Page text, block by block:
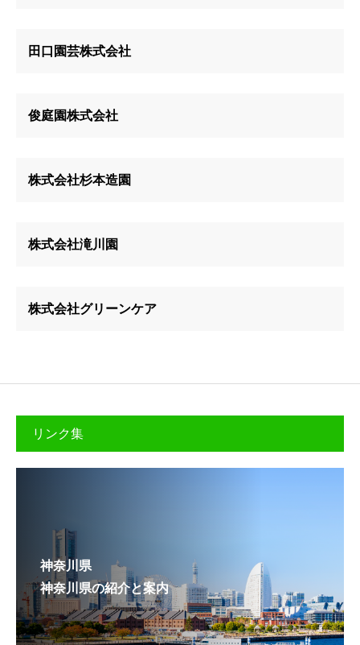
田口園芸株式会社
俊庭園株式会社
株式会社杉本造園
株式会社滝川園
株式会社グリーンケア
リンク集
神奈川県
神奈川県の紹介と案内